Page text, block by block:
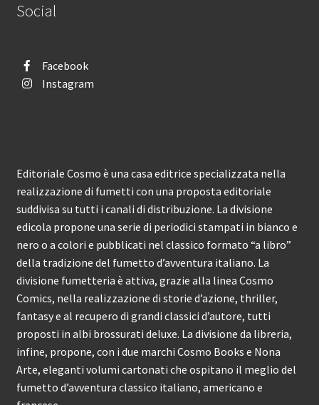
Social
Facebook
Instagram
Editoriale Cosmo è una casa editrice specializzata nella
realizzazione di fumetti con una proposta editoriale
suddivisa su tutti i canali di distribuzione. La divisione
edicola propone una serie di periodici stampati in bianco e
nero o a colori e pubblicati nel classico formato “a libro”
della tradizione del fumetto d’avventura italiano. La
divisione fumetteria è attiva, grazie alla linea Cosmo
Comics, nella realizzazione di storie d’azione, thriller,
fantasy e al recupero di grandi classici d’autore, tutti
proposti in albi brossurati deluxe. La divisione da libreria,
infine, propone, con i due marchi Cosmo Books e Nona
Arte, eleganti volumi cartonati che ospitano il meglio del
fumetto d’avventura classico italiano, americano e